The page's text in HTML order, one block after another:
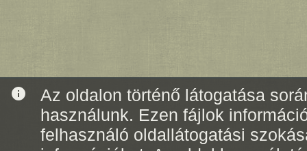
info
Az oldalon történő látogatása
használunk. Ezen fájlok
felhasználó oldallátogatási